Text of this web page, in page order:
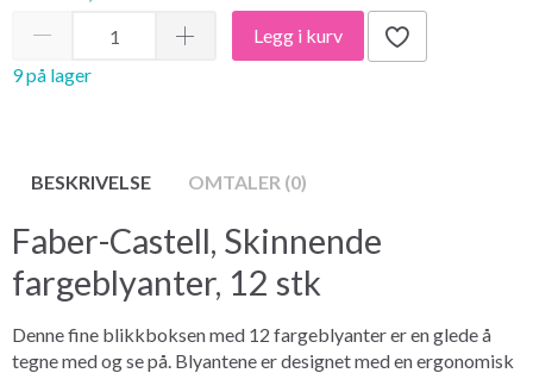
Legg i kurv
9 på lager
BESKRIVELSE OMTALER (0)
Faber-Castell, Skinnende
fargeblyanter, 12 stk
Denne fine blikkboksen med 12 fargeblyanter er en glede å
tegne med og se på. Blyantene er designet med en ergonomisk